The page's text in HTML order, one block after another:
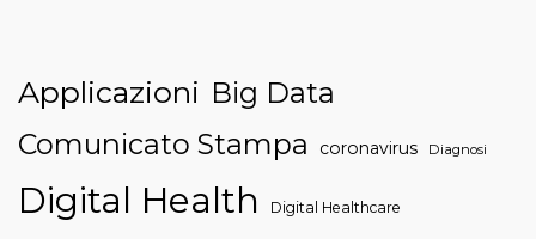
Applicazioni Big Data
Comunicato Stampa
coronavirus Diagnosi
Digital Health Digital Healthcare